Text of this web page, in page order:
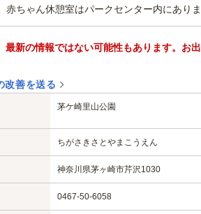
赤ちゃん休憩室はパークセンター内にありま
新の情報ではない可能性もあります。お
改善を送る
茅ケ崎里山公園
ちがさきさとやまこうえん
神奈川県茅ヶ崎市芹沢1030
0467-50-6058